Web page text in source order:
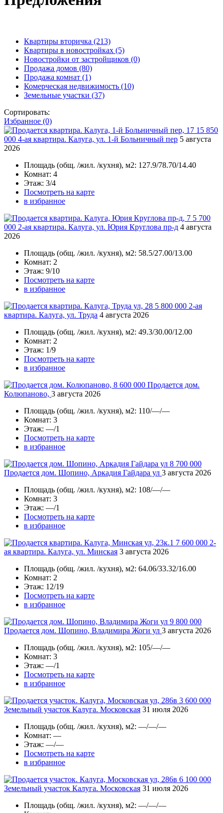
Квартиры вторичка (213)
Квартиры в новостройках (5)
Новостройки от застройщиков (0)
Продажа домов (80)
Продажа комнат (1)
Комерческая недвижимость (10)
Земельные участки (37)
Сортировать:
Избранное (0)
15 850
000 4-ая квартира. Калуга, ул. 1-й Больничный пер 5 августа
2026
Площадь (общ. /жил. /кухня), м2: 127.9/78.70/14.40
Комнат: 4
Этаж: 3/4
Посмотреть на карте
в избранное
5 700
000 2-ая квартира. Калуга, ул. Юрия Круглова пр-д 4 августа
2026
Площадь (общ. /жил. /кухня), м2: 58.5/27.00/13.00
Комнат: 2
Этаж: 9/10
Посмотреть на карте
в избранное
5 800 000 2-ая
квартира. Калуга, ул. Труда 4 августа 2026
Площадь (общ. /жил. /кухня), м2: 49.3/30.00/12.00
Комнат: 2
Этаж: 1/9
Посмотреть на карте
в избранное
8 600 000 Продается дом.
Колюпаново, 3 августа 2026
Площадь (общ. /жил. /кухня), м2: 110/—/—
Комнат: 3
Этаж: —/1
Посмотреть на карте
в избранное
8 700 000
Продается дом. Шопино, Аркадия Гайдара ул 3 августа 2026
Площадь (общ. /жил. /кухня), м2: 108/—/—
Комнат: 3
Этаж: —/1
Посмотреть на карте
в избранное
7 600 000 2-
ая квартира. Калуга, ул. Минская 3 августа 2026
Площадь (общ. /жил. /кухня), м2: 64.06/33.32/16.00
Комнат: 2
Этаж: 12/19
Посмотреть на карте
в избранное
9 800 000
Продается дом. Шопино, Владимира Жоги ул 3 августа 2026
Площадь (общ. /жил. /кухня), м2: 105/—/—
Комнат: 3
Этаж: —/1
Посмотреть на карте
в избранное
3 600 000
Земельный участок Калуга. Московская 31 июля 2026
Площадь (общ. /жил. /кухня), м2: —/—/—
Комнат: —
Этаж: —/—
Посмотреть на карте
в избранное
6 100 000
Земельный участок Калуга. Московская 31 июля 2026
Площадь (общ. /жил. /кухня), м2: —/—/—